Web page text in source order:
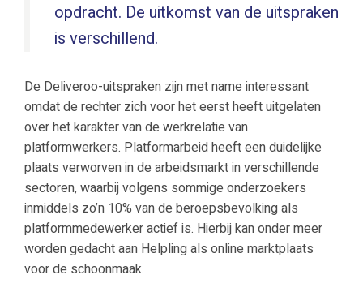
opdracht. De uitkomst van de uitspraken
is verschillend.
De Deliveroo-uitspraken zijn met name interessant
omdat de rechter zich voor het eerst heeft uitgelaten
over het karakter van de werkrelatie van
platformwerkers. Platformarbeid heeft een duidelijke
plaats verworven in de arbeidsmarkt in verschillende
sectoren, waarbij volgens sommige onderzoekers
inmiddels zo’n 10% van de beroepsbevolking als
platformmedewerker actief is. Hierbij kan onder meer
worden gedacht aan Helpling als online marktplaats
voor de schoonmaak.